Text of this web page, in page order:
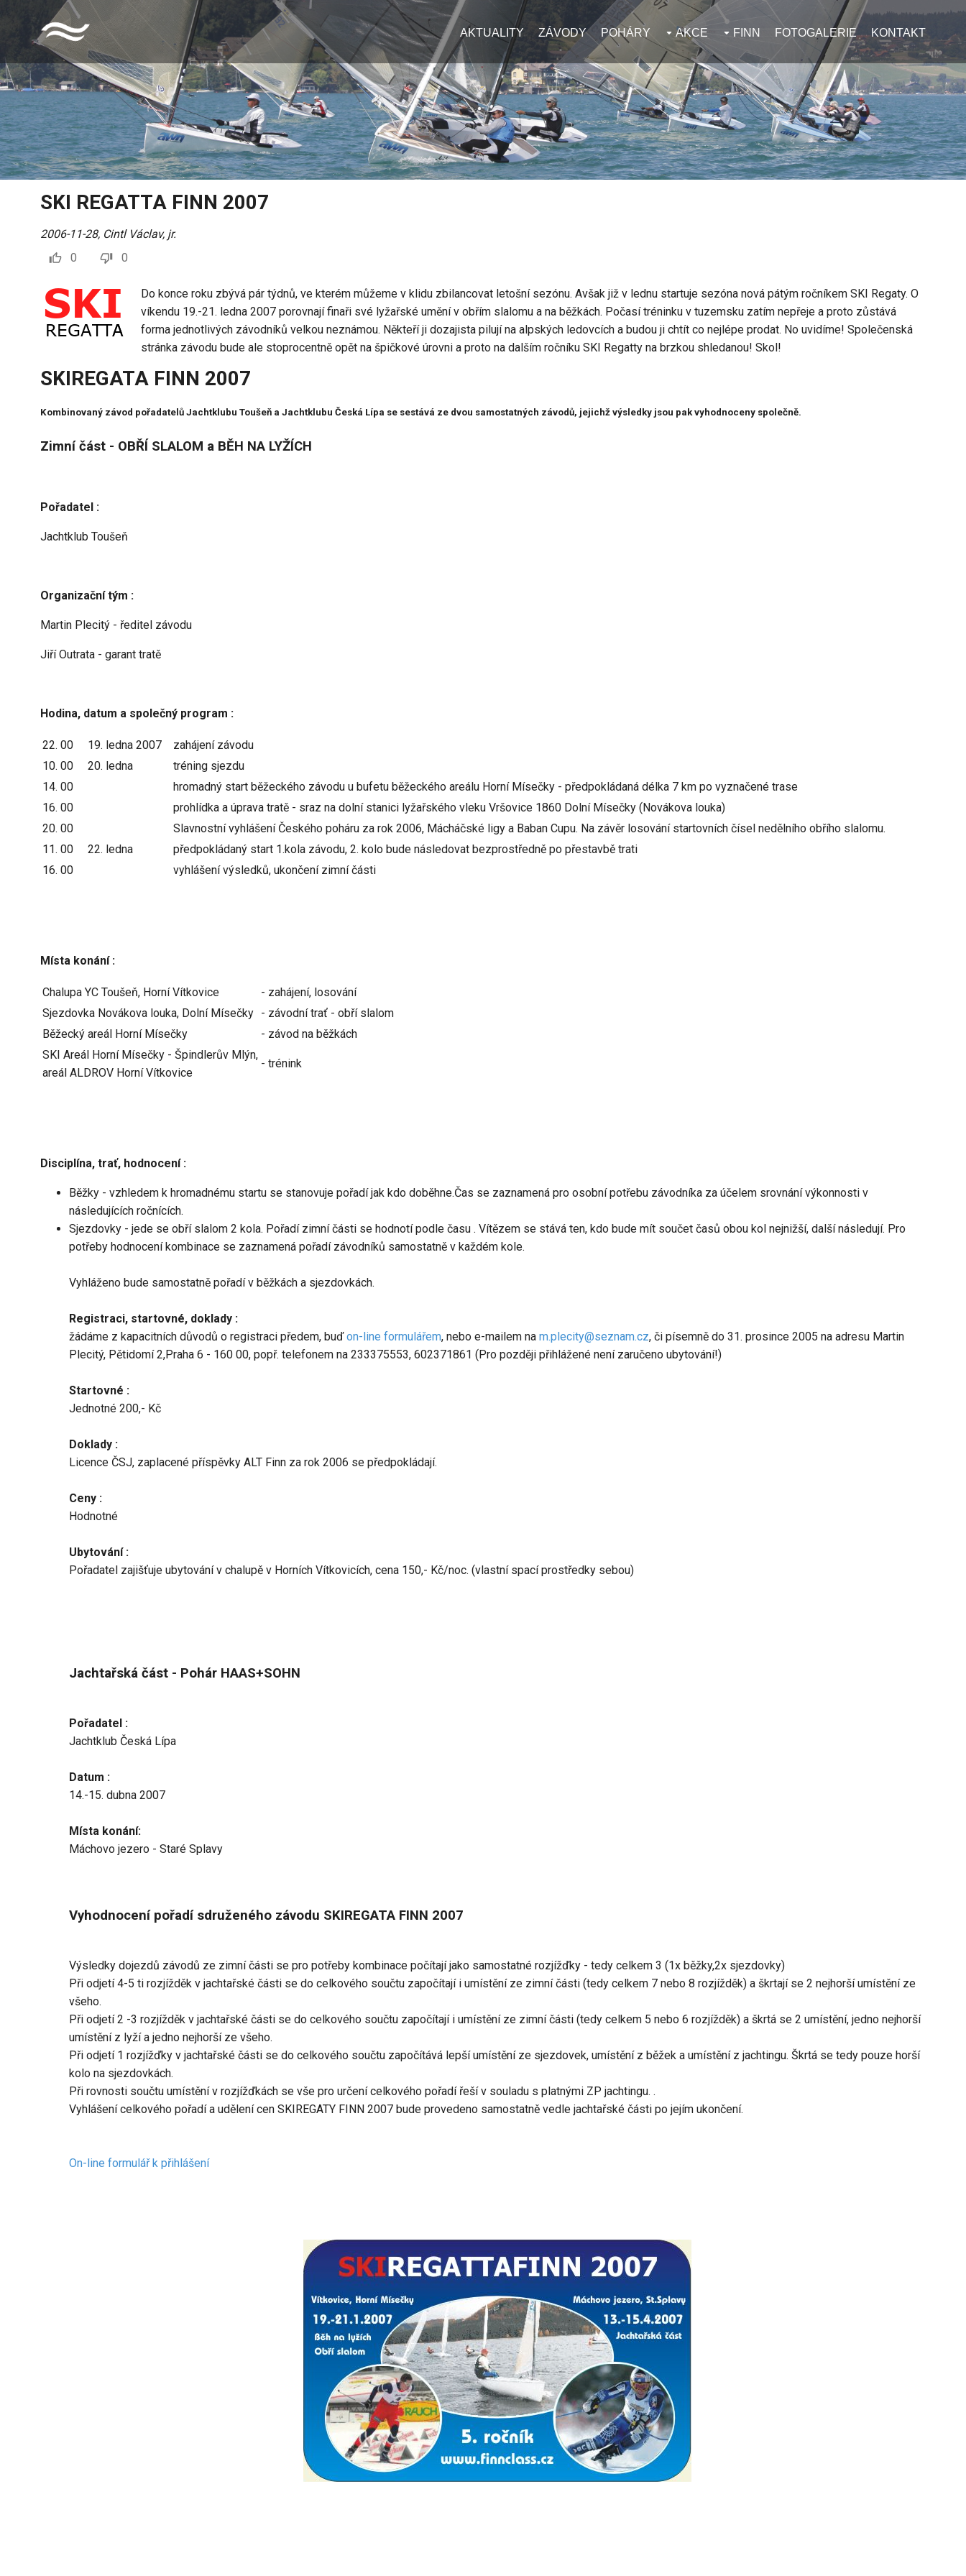
AKTUALITY ZÁVODY POHÁRY AKCE FINN FOTOGALERIE KONTAKT
SKI REGATTA FINN 2007
2006-11-28, Cintl Václav, jr.
0
0
Do konce roku zbývá pár týdnů, ve kterém můžeme v klidu zbilancovat letošní sezónu. Avšak již v lednu startuje sezóna nová pátým ročníkem SKI Regaty. O
víkendu 19.-21. ledna 2007 porovnají finaři své lyžařské umění v obřím slalomu a na běžkách. Počasí tréninku v tuzemsku zatím nepřeje a proto zůstává
forma jednotlivých závodníků velkou neznámou. Někteří ji dozajista pilují na alpských ledovcích a budou ji chtít co nejlépe prodat. No uvidíme! Společenská
stránka závodu bude ale stoprocentně opět na špičkové úrovni a proto na dalším ročníku SKI Regatty na brzkou shledanou! Skol!
SKIREGATA FINN 2007
Kombinovaný závod pořadatelů Jachtklubu Toušeň a Jachtklubu Česká Lípa se sestává ze dvou samostatných závodů, jejichž výsledky jsou pak vyhodnoceny společně.
Zimní část - OBŘÍ SLALOM a BĚH NA LYŽÍCH
Pořadatel :
Jachtklub Toušeň
Organizační tým :
Martin Plecitý - ředitel závodu
Jiří Outrata - garant tratě
Hodina, datum a společný program :
22. 00 19. ledna 2007
zahájení závodu
10. 00
20. ledna
tréning sjezdu
14. 00
hromadný start běžeckého závodu u bufetu běžeckého areálu Horní Mísečky - předpokládaná délka 7 km po vyznačené trase
16. 00
prohlídka a úprava tratě - sraz na dolní stanici lyžařského vleku Vršovice 1860 Dolní Mísečky (Novákova louka)
20. 00
Slavnostní vyhlášení Českého poháru za rok 2006, Mácháčské ligy a Baban Cupu. Na závěr losování startovních čísel nedělního obřího slalomu.
11. 00
22. ledna
předpokládaný start 1.kola závodu, 2. kolo bude následovat bezprostředně po přestavbě trati
16. 00
vyhlášení výsledků, ukončení zimní části
Místa konání :
Chalupa YC Toušeň, Horní Vítkovice
- zahájení, losování
Sjezdovka Novákova louka, Dolní Mísečky - závodní trať - obří slalom
Běžecký areál Horní Mísečky
- závod na běžkách
SKI Areál Horní Mísečky - Špindlerův Mlýn,
areál ALDROV Horní Vítkovice
- trénink
Disciplína, trať, hodnocení :
Běžky - vzhledem k hromadnému startu se stanovuje pořadí jak kdo doběhne.Čas se zaznamená pro osobní potřebu závodníka za účelem srovnání výkonnosti v
následujících ročnících.
Sjezdovky - jede se obří slalom 2 kola. Pořadí zimní části se hodnotí podle času . Vítězem se stává ten, kdo bude mít součet časů obou kol nejnižší, další následují. Pro
potřeby hodnocení kombinace se zaznamená pořadí závodníků samostatně v každém kole.
Vyhláženo bude samostatně pořadí v běžkách a sjezdovkách.
Registraci, startovné, doklady :
žádáme z kapacitních důvodů o registraci předem, buďon-line formulářem, nebo e-mailem na m.plecity@seznam.cz, či písemně do 31. prosince 2005 na adresu Martin
Plecitý, Pětidomí 2,Praha 6 - 160 00, popř. telefonem na 233375553, 602371861 (Pro později přihlážené není zaručeno ubytování!)
Startovné :
Jednotné 200,- Kč
Doklady :
Licence ČSJ, zaplacené příspěvky ALT Finn za rok 2006 se předpokládají.
Ceny :
Hodnotné
Ubytování :
Pořadatel zajišťuje ubytování v chalupě v Horních Vítkovicích, cena 150,- Kč/noc. (vlastní spací prostředky sebou)
Jachtařská část - Pohár HAAS+SOHN
Pořadatel :
Jachtklub Česká Lípa
Datum :
14.-15. dubna 2007
Místa konání:
Máchovo jezero - Staré Splavy
Vyhodnocení pořadí sdruženého závodu SKIREGATA FINN 2007
Výsledky dojezdů závodů ze zimní části se pro potřeby kombinace počítají jako samostatné rozjížďky - tedy celkem 3 (1x běžky,2x sjezdovky)
Při odjetí 4-5 ti rozjížděk v jachtařské části se do celkového součtu započítají i umístění ze zimní části (tedy celkem 7 nebo 8 rozjížděk) a škrtají se 2 nejhorší umístění ze
všeho.
Při odjetí 2 -3 rozjížděk v jachtařské části se do celkového součtu započítají i umístění ze zimní části (tedy celkem 5 nebo 6 rozjížděk) a škrtá se 2 umístění, jedno nejhorší
umístění z lyží a jedno nejhorší ze všeho.
Při odjetí 1 rozjížďky v jachtařské části se do celkového součtu započítává lepší umístění ze sjezdovek, umístění z běžek a umístění z jachtingu. Škrtá se tedy pouze horší
kolo na sjezdovkách.
Při rovnosti součtu umístění v rozjížďkách se vše pro určení celkového pořadí řeší v souladu s platnými ZP jachtingu. .
Vyhlášení celkového pořadí a udělení cen SKIREGATY FINN 2007 bude provedeno samostatně vedle jachtařské části po jejím ukončení.
On-line formulář k přihlášení